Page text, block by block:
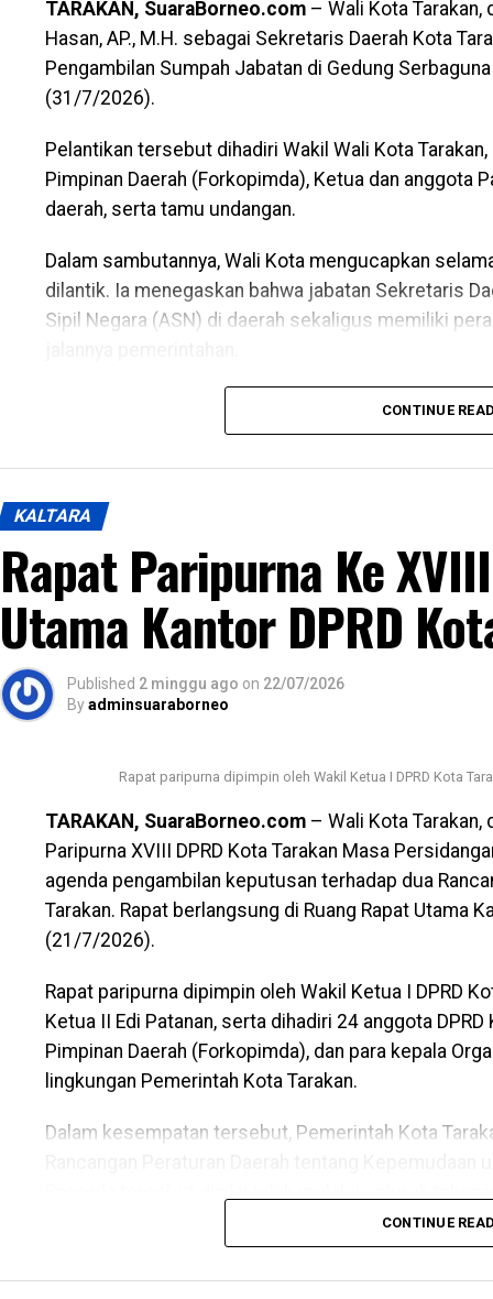
TARAKAN, SuaraBorneo.com – Wali Kota Tarakan,
Hasan, AP., M.H. sebagai Sekretaris Daerah Kota
Pengambilan Sumpah Jabatan di Gedung
(31/7/2026).
Pelantikan tersebut dihadiri Wakil Wali Kota
Pimpinan Daerah (Forkopimda), Ketua dan anggota
daerah, serta tamu undangan.
Dalam sambutannya, Wali Kota mengucapkan
dilantik. Ia menegaskan bahwa jabatan Sekretaris
Sipil Negara (ASN) di daerah sekaligus memiliki
Dijelaskan Wali Kota, pengangkatan Sekretaris
panjang sesuai ketentuan. Ia juga menyampaikan
Wali Kota berharap Sekretaris Daerah dapat
berbagai program prioritas pemerintah daerah,
pemerintah kota saat ini.
Wali Kota juga mengajak Forkopimda, perangkat
sinergi dalam mendukung pelaksanaan tugas
pembangunan dan pelayanan publik di Kota
Bagikan ke
WhatsApp 0 Facebook 0
CONTINUE
KALTARA
Rapat Paripurna Ke
Utama Kantor DPRD
Published 2 minggu ago on 22/07/2026
Byadminsuaraborneo
Rapat paripurna dipimpin oleh Wakil Ketua I DPRD Kota
TARAKAN, SuaraBorneo.com – Wali Kota Tarakan,
Paripurna XVIII DPRD Kota Tarakan Masa
agenda pengambilan keputusan terhadap dua
Tarakan. Rapat berlangsung di Ruang Rapat Utama
(21/7/2026).
Rapat paripurna dipimpin oleh Wakil Ketua I DPRD
Ketua II Edi Patanan, serta dihadiri 24 anggota
Pimpinan Daerah (Forkopimda), dan para kepala
lingkungan Pemerintah Kota Tarakan.
Dalam kesempatan tersebut, Pemerintah Kota
penyampaian pandangan, saran, hingga proses
peraturan perundang-undangan. Regulasi ini juga
Pemerintah Kota Tarakan dalam mewujudkan kota
CONTINUE